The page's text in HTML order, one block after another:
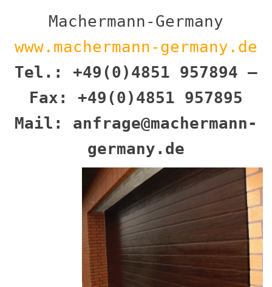
Machermann-Germany
www.machermann-germany.de
Tel.: +49(0)4851 957894 –
Fax: +49(0)4851 957895
Mail: anfrage@machermann-
germany.de